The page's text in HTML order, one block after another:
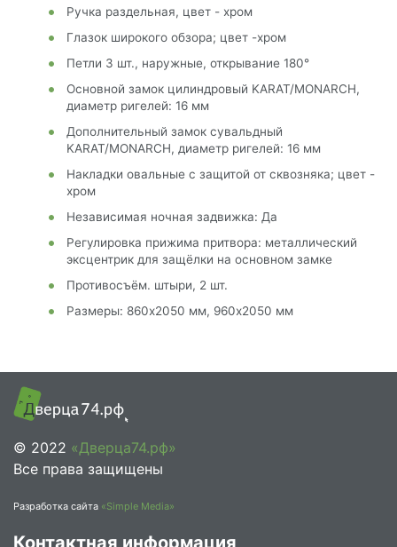
Ручка раздельная, цвет - хром
Глазок широкого обзора; цвет -хром
Петли 3 шт., наружные, открывание 180°
Основной замок цилиндровый KARAT/MONARCH,
диаметр ригелей: 16 мм
Дополнительный замок сувальдный
KARAT/MONARCH, диаметр ригелей: 16 мм
Накладки овальные с защитой от сквозняка; цвет -
хром
Независимая ночная задвижка: Да
Регулировка прижима притвора: металлический
эксцентрик для защёлки на основном замке
Противосъём. штыри, 2 шт.
Размеры: 860х2050 мм, 960х2050 мм
© 2022 «Дверца74.рф»
Все права защищены
Разработка сайта «Simple Media»
Контактная информация